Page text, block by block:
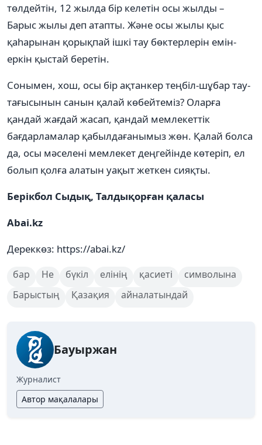
төлдейтін, 12 жылда бір келетін осы жылды –
Барыс жылы деп атапты. Және осы жылы қыс
қаһарынан қорықпай ішкі тау бөктерлерін емін-
еркін қыстай беретін.
Сонымен, хош, осы бір ақтанкер теңбіл-шұбар тау-
тағысынын санын қалай көбейтеміз? Оларға
қандай жағдай жасап, қандай мемлекеттік
бағдарламалар қабылдағанымыз жөн. Қалай болса
да, осы мәселені мемлекет деңгейінде көтеріп, ел
болып қолға алатын уақыт жеткен сияқты.
Берікбол Сыдық, Талдықорған қаласы
Abai.kz
Дереккөз: https://abai.kz/
бар Не бүкіл елінің қасиеті
символына
Барыстың
Қазақия айналатындай
Бауыржан
Журналист
Автор мақалалары